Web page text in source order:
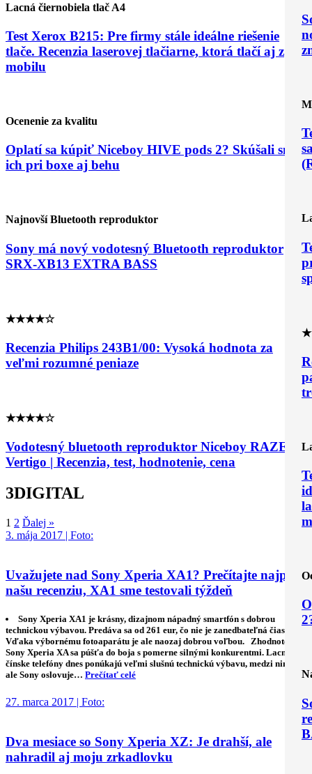
Lacná čiernobiela tlač A4
Test Xerox B215: Pre firmy stále ideálne riešenie
tlače. Recenzia laserovej tlačiarne, ktorá tlačí aj z
mobilu
Ocenenie za kvalitu
Oplatí sa kúpiť Niceboy HIVE pods 2? Skúšali sme
ich pri boxe aj behu
Najnovší Bluetooth reproduktor
Sony má nový vodotesný Bluetooth reproduktor
SRX-XB13 EXTRA BASS
★★★★☆
Recenzia Philips 243B1/00: Vysoká hodnota za
veľmi rozumné peniaze
★★★★☆
Vodotesný bluetooth reproduktor Niceboy RAZE 2
Vertigo | Recenzia, test, hodnotenie, cena
3DIGITAL
1 2 Ďalej »
3. mája 2017 | Foto:
Uvažujete nad Sony Xperia XA1? Prečítajte najprv
našu recenziu, XA1 sme testovali týždeň
Sony Xperia XA1 je krásny, dizajnom nápadný smartfón s dobrou
technickou výbavou. Predáva sa od 261 eur, čo nie je zanedbateľná čiastka.
Vďaka výbornému fotoaparátu je ale naozaj dobrou voľbou. Zhodnotenie
Sony Xperia XA sa púšťa do boja s pomerne silnými konkurentmi. Lacné
čínske telefóny dnes ponúkajú veľmi slušnú technickú výbavu, medzi nimi
ale Sony oslovuje… Prečítať celé
27. marca 2017 | Foto:
Dva mesiace so Sony Xperia XZ: Je drahší, ale
nahradil aj moju zrkadlovku